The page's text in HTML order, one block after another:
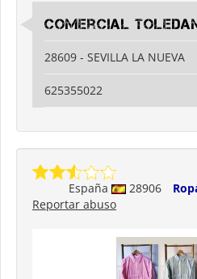
Comercial
28609 - SEVILLA LA NUEVA
625355022
España 28906
Reportar abuso